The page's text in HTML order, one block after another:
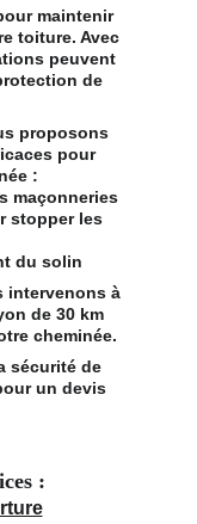
maintenir
toiture. Avec
peuvent
de
proposons
pour
:
maçonneries
stopper les
du solin
intervenons à
de 30 km
cheminée.
un devis
: